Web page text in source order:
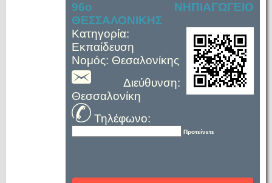
96ο ΝΗΠΙΑΓΩΓΕΙΟ
ΘΕΣΣΑΛΟΝΙΚΗΣ
Κατηγορία:
Εκπαίδευση
Νομός: Θεσαλονίκης
Διεύθυνση:
Θεσσαλονίκη
Τηλέφωνο:
Προτείνετε